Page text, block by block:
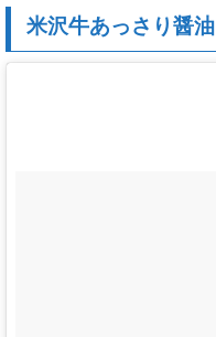
米沢牛あっさり醤油